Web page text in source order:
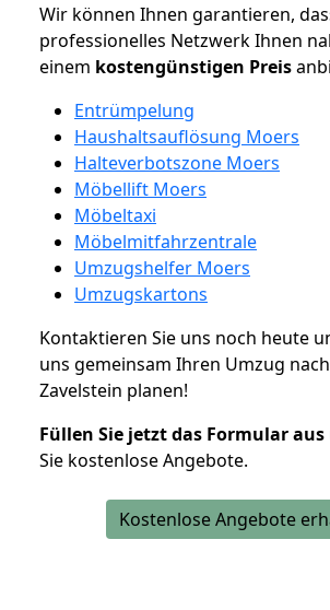
Wir können Ihnen garantieren,
professionelles Netzwerk Ihnen
einem kostengünstigen Preis
Entrümpelung
Haushaltsauflösung Moers
Halteverbotszone Moers
Möbellift Moers
Möbeltaxi
Möbelmitfahrzentrale
Umzugshelfer Moers
Umzugskartons
Kontaktieren Sie uns noch heute
uns gemeinsam Ihren Umzug
Zavelstein planen!
Füllen Sie jetzt das Formular aus
Sie kostenlose Angebote.
Kostenlose Angebote